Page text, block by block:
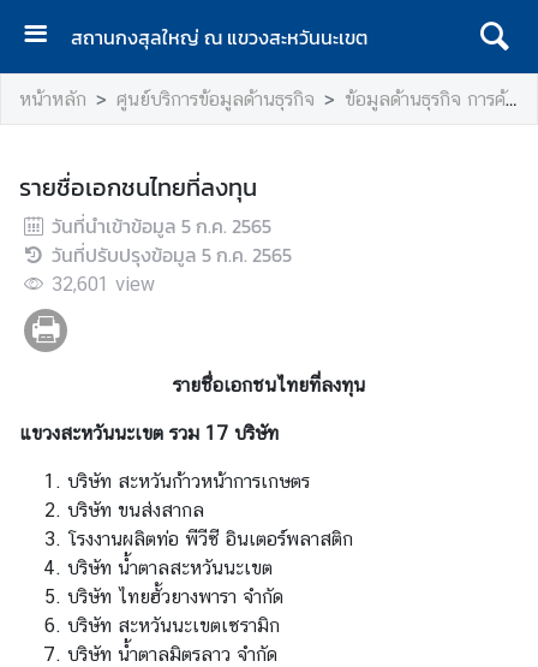
สถานกงสุลใหญ่ ณ แขวงสะหวันนะเขต
ห
น้
แ
ร
ก
เ
ย
ส
ถ
น
ก
ง
สุ
ล
หน้าหลัก ศูนย์บริการข้อมูลด้านธุรกิจ ข้อมูลด้านธุรกิจ การค้าและการลงทุน
รายชื่อเอกชนไทยที่ลงทุน
วันที่นำเข้าข้อมูล 5 ก.ค. 2565
วันที่ปรับปรุงข้อมูล 5 ก.ค. 2565
32,601 view
รายชื่อเอกชนไทยที่ลงทุน
แขวงสะหวันนะเขต รวม 17 บริษัท
บริษัท สะหวันก้าวหน้าการเกษตร
บริษัท ขนส่งสากล
โรงงานผลิตท่อ พีวีซี อินเตอร์พลาสติก
บริษัท น้ำตาลสะหวันนะเขต
บริษัท ไทยฮั้วยางพารา จำกัด
บริษัท สะหวันนะเขตเซรามิก
บริษัท น้ำตาลมิตรลาว จำกัด